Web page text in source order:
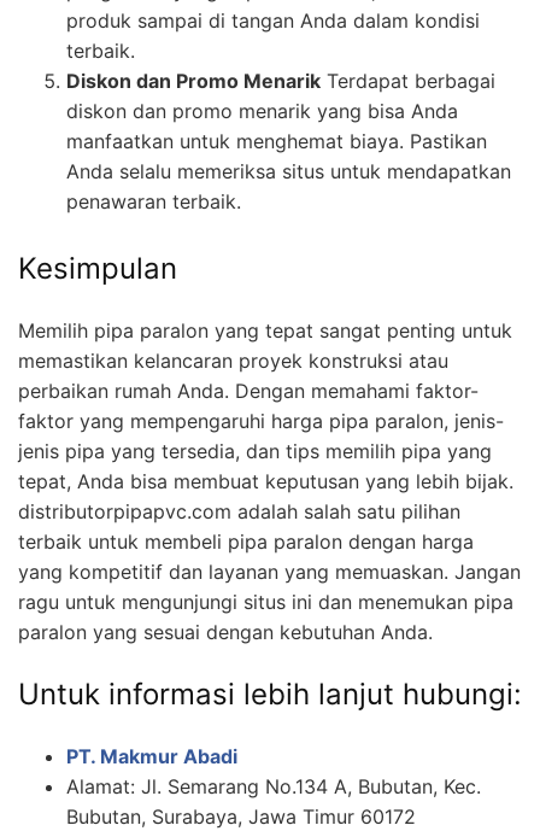
produk sampai di tangan Anda dalam kondisi
terbaik.
Diskon dan Promo Menarik Terdapat berbagai
diskon dan promo menarik yang bisa Anda
manfaatkan untuk menghemat biaya. Pastikan
Anda selalu memeriksa situs untuk mendapatkan
penawaran terbaik.
Kesimpulan
Memilih pipa paralon yang tepat sangat penting untuk
memastikan kelancaran proyek konstruksi atau
perbaikan rumah Anda. Dengan memahami faktor-
faktor yang mempengaruhi harga pipa paralon, jenis-
jenis pipa yang tersedia, dan tips memilih pipa yang
tepat, Anda bisa membuat keputusan yang lebih bijak.
distributorpipapvc.com adalah salah satu pilihan
terbaik untuk membeli pipa paralon dengan harga
yang kompetitif dan layanan yang memuaskan. Jangan
ragu untuk mengunjungi situs ini dan menemukan pipa
paralon yang sesuai dengan kebutuhan Anda.
Untuk informasi lebih lanjut hubungi:
PT. Makmur Abadi
Alamat: Jl. Semarang No.134 A, Bubutan, Kec.
Bubutan, Surabaya, Jawa Timur 60172